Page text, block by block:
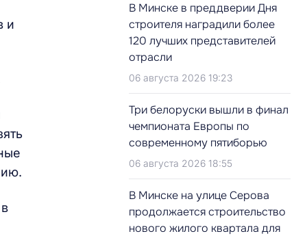
и
В Минске в преддверии Дня
строителя наградили более
120 лучших представителей
отрасли
06 августа 2026 19:23
Три белоруски вышли в финал
чемпионата Европы по
современному пятиборью
06 августа 2026 18:55
В Минске на улице Серова
продолжается строительство
нового жилого квартала для